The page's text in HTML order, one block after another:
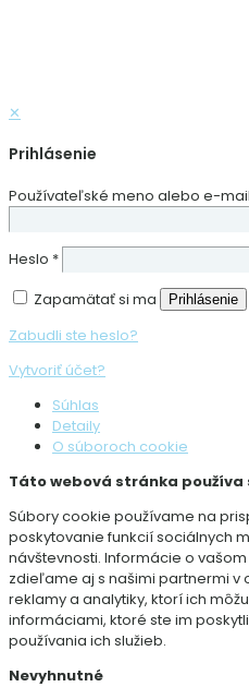
✕
Prihlásenie
Používateľské meno alebo e-
Heslo *
Zapamätať si ma
Prihlásenie
Zabudli ste heslo?
Vytvoriť účet?
Súhlas
Detaily
O súboroch cookie
Táto webová stránka používa
Súbory cookie používame na
poskytovanie funkcií sociálnych
návštevnosti. Informácie o
zdieľame aj s našimi partnermi v
reklamy a analytiky, ktorí ich
informáciami, ktoré ste im
používania ich služieb.
Nevyhnutné